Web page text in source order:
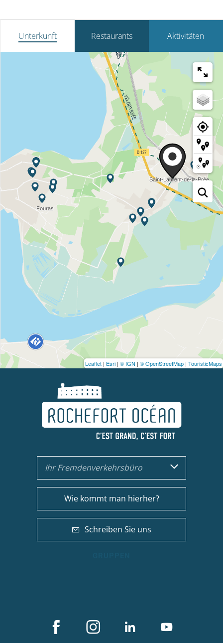
Unterkunft Restaurants Aktivitäten
Leaflet | Esri | © IGN | © OpenStreetMap | TouristicMaps
Ihr Fremdenverkehrsbüro
Wie kommt man hierher?
Schreiben Sie uns